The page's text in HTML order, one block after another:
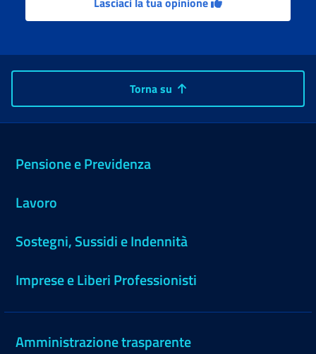
Torna su
Pensione e Previdenza
Lavoro
Sostegni, Sussidi e Indennità
Imprese e Liberi Professionisti
Amministrazione trasparente